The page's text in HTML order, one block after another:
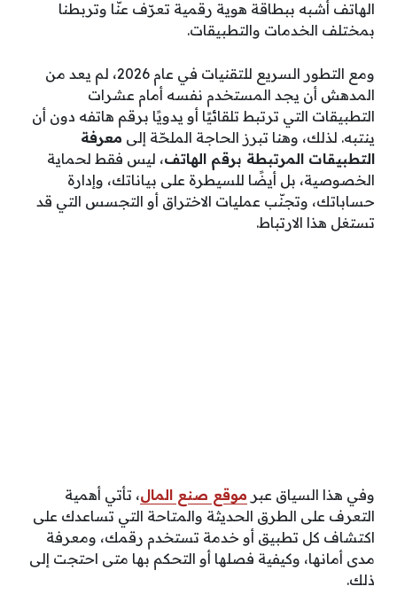
الهاتف أشبه ببطاقة هوية رقمية تعرّف عنّا وتربطنا
بمختلف الخدمات والتطبيقات.
ومع التطور السريع للتقنيات في عام 2026، لم يعد من
المدهش أن يجد المستخدم نفسه أمام عشرات
التطبيقات التي ترتبط تلقائيًا أو يدويًا برقم هاتفه دون أن
ينتبه. لذلك، وهنا تبرز الحاجة الملحّة إلى معرفة
التطبيقات المرتبطة برقم الهاتف، ليس فقط لحماية
الخصوصية، بل أيضًا للسيطرة على بياناتك، وإدارة
حساباتك، وتجنّب عمليات الاختراق أو التجسس التي قد
تستغل هذا الارتباط.
وفي هذا السياق عبر موقع صنع المال، تأتي أهمية
التعرف على الطرق الحديثة والمتاحة التي تساعدك على
اكتشاف كل تطبيق أو خدمة تستخدم رقمك، ومعرفة
مدى أمانها، وكيفية فصلها أو التحكم بها متى احتجت إلى
ذلك.